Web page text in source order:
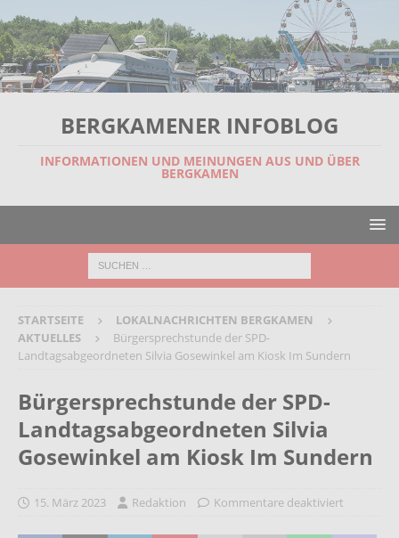
BERGKAMENER INFOBLOG
INFORMATIONEN UND MEINUNGEN AUS UND ÜBER
BERGKAMEN
STARTSEITE
LOKALNACHRICHTEN BERGKAMEN
AKTUELLES
Bürgersprechstunde der SPD-
Landtagsabgeordneten Silvia Gosewinkel am Kiosk Im Sundern
Bürgersprechstunde der SPD-
Landtagsabgeordneten Silvia
Gosewinkel am Kiosk Im Sundern
15. März 2023 Redaktion Kommentare deaktiviert